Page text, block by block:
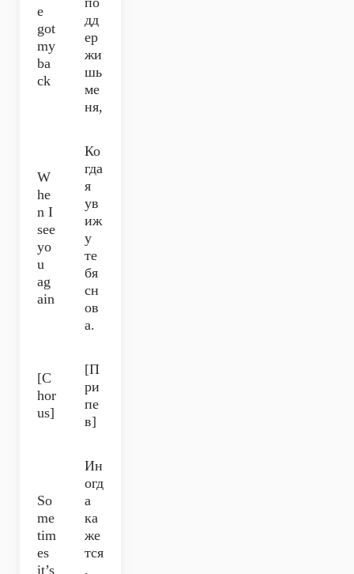
e
got
my
ba
ck
дд
ер
жи
шь
ме
ня,
W
he
n I
see
yo
u
ag
ain
Ко
гда
я
ув
иж
у
те
бя
сн
ов
а.
[C
hor
us]
[П
ри
пе
в]
So
me
tim
es
it’s
Ин
огд
а
ка
же
тся
,